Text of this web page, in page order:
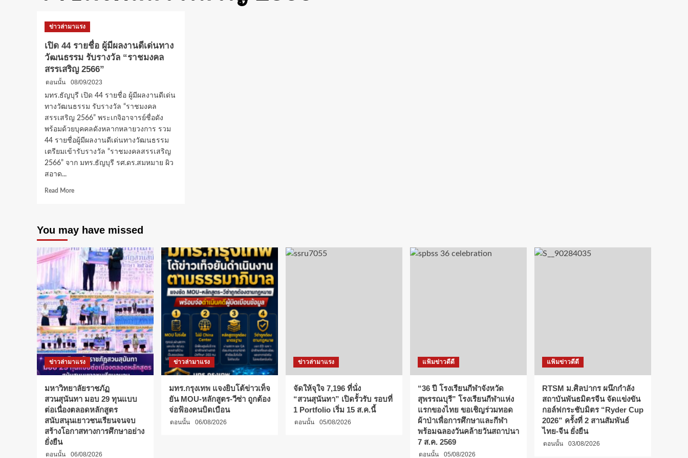
ข่าวล่ามาแรง
เปิด 44 รายชื่อ ผู้มีผลงานดีเด่นทาง
วัฒนธรรม รับรางวัล “ราชมงคล
สรรเสริญ 2566”
ตอนนั้น
08/09/2023
มทร.ธัญบุรี เปิด 44 รายชื่อ ผู้มีผลงานดีเด่น
ทางวัฒนธรรม รับรางวัล “ราชมงคล
สรรเสริญ 2566” พระเกจิอาจารย์ชื่อดัง
พร้อมด้วยบุคคลดังหลากหลายวงการ รวม
44 รายชื่อผู้มีผลงานดีเด่นทางวัฒนธรรม
เตรียมเข้ารับรางวัล “ราชมงคลสรรเสริญ
2566” จาก มทร.ธัญบุรี รศ.ดร.สมหมาย ผิว
สอาด...
Read MoreRead
44
ราย
ชื่อ
งาน
ดี
เด่น
ทาง
วัฒนธรรม
รับ
รางวัล
“ราช
มงคล
สรรเสริญ
2566”
You may have missed
ข่าวล่ามาแรง
มหาวิทยาลัยราชภัฏ
สวนสุนันทา มอบ 29 ทุนแบบ
ต่อเนื่องตลอดหลักสูตร
สนับสนุนเยาวชนเรียนจนจบ
สร้างโอกาสทางการศึกษาอย่าง
ยั่งยืน
ตอนนั้น 06/08/2026
ข่าวล่ามาแรง
มทร.กรุงเทพ แจงยิบโต้ข่าวเท็จ
ยัน MOU-หลักสูตร-วีซ่า ถูกต้อง
จ่อฟ้องคนบิดเบือน
ตอนนั้น 06/08/2026
ข่าวล่ามาแรง
จัดให้จุใจ 7,196 ที่นั่ง
“สวนสุนันทา” เปิดรั้วรับ รอบที่
1 Portfolio เริ่ม 15 ส.ค.นี้
ตอนนั้น 05/08/2026
แฟ้มข่าวดีดี
“36 ปี โรงเรียนกีฬาจังหวัด
สุพรรณบุรี” โรงเรียนกีฬาแห่ง
แรกของไทย ขอเชิญร่วมทอด
ผ้าป่าเพื่อการศึกษาและกีฬา
พร้อมฉลองวันคล้ายวันสถาปนา
7 ส.ค. 2569
ตอนนั้น 05/08/2026
แฟ้มข่าวดีดี
RTSM ม.ศิลปากร ผนึกกำลัง
สถาบันพันธมิตรจีน จัดแข่งขัน
กอล์ฟกระชับมิตร “Ryder Cup
2026” ครั้งที่ 2 สานสัมพันธ์
ไทย-จีน ยั่งยืน
ตอนนั้น 03/08/2026